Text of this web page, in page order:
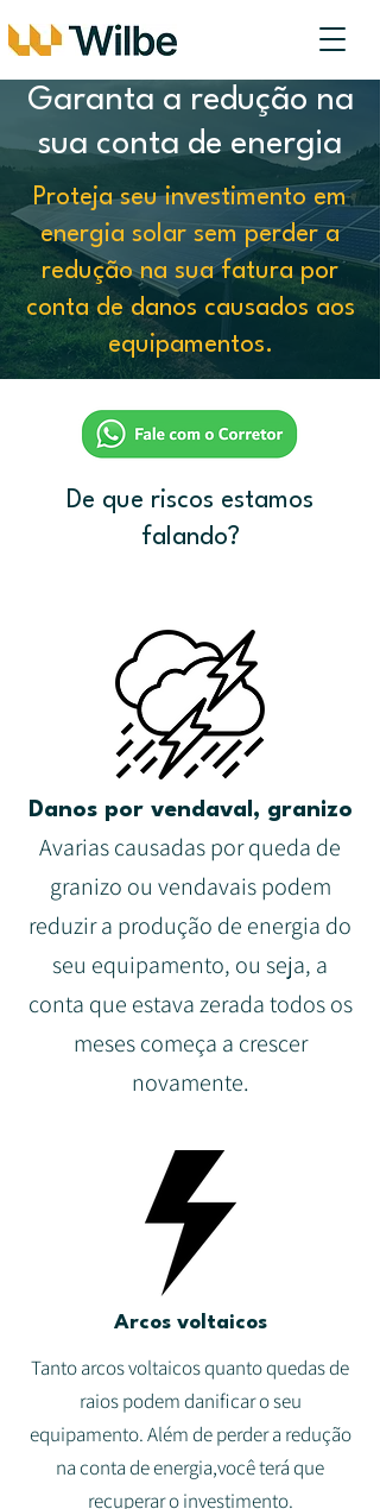
Garanta a redução na
sua conta de energia
Proteja seu investimento em
energia solar sem perder a
redução na sua fatura por
conta de danos causados aos
equipamentos.
De que riscos estamos
falando?
Danos por vendaval, granizo
Avarias causadas por queda de
granizo ou vendavais podem
reduzir a produção de energia do
seu equipamento, ou seja, a
conta que estava zerada todos os
meses começa a crescer
novamente.
Arcos voltaicos
Tanto arcos voltaicos quanto quedas de
raios podem danificar o seu
equipamento. Além de perder a redução
na conta de energia,você terá que
recuperar o investimento.